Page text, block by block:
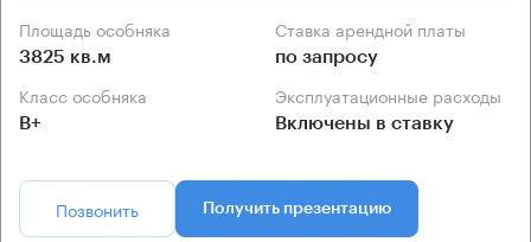
Площадь особняка
3825 кв.м
Ставка арендной платы
по запросу
Класс особняка
B+
Эксплуатационные расходы
Включены в ставку
Позвонить Получить презентацию